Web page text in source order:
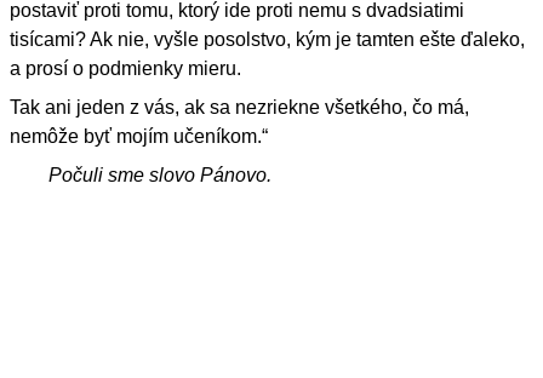
postaviť proti tomu, ktorý ide proti nemu s dvadsiatimi
tisícami? Ak nie, vyšle posolstvo, kým je tamten ešte ďaleko,
a prosí o podmienky mieru.
Tak ani jeden z vás, ak sa nezriekne všetkého, čo má,
nemôže byť mojím učeníkom.“
Počuli sme slovo Pánovo.